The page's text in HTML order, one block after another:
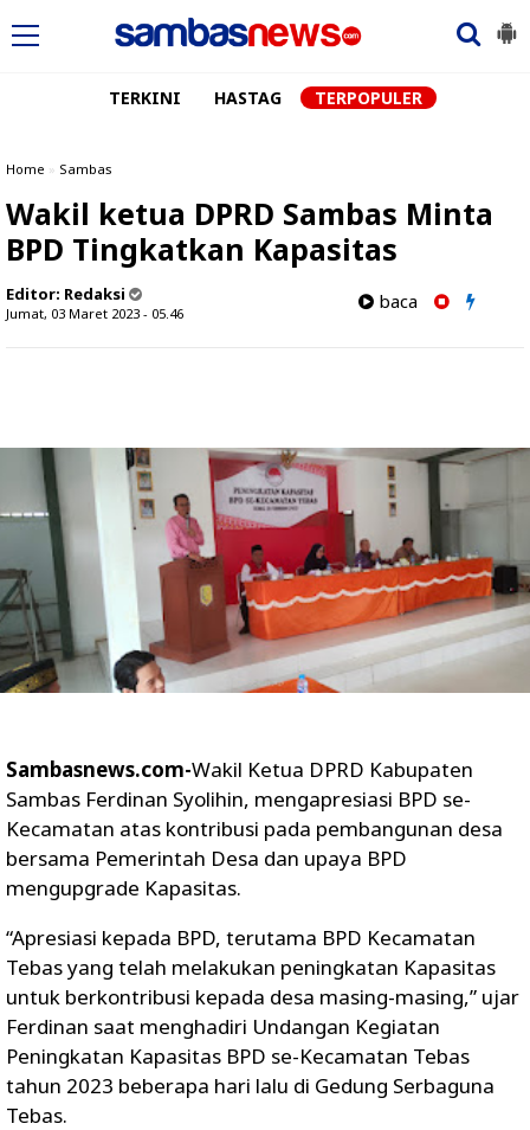
TERKINI HASTAG TERPOPULER
Home » Sambas
Wakil ketua DPRD Sambas Minta
BPD Tingkatkan Kapasitas
Editor: Redaksi
Jumat, 03 Maret 2023 - 05.46
baca
Sambasnews.com-Wakil Ketua DPRD Kabupaten
Sambas Ferdinan Syolihin, mengapresiasi BPD se-
Kecamatan atas kontribusi pada pembangunan desa
bersama Pemerintah Desa dan upaya BPD
mengupgrade Kapasitas.
“Apresiasi kepada BPD, terutama BPD Kecamatan
Tebas yang telah melakukan peningkatan Kapasitas
untuk berkontribusi kepada desa masing-masing,” ujar
Ferdinan saat menghadiri Undangan Kegiatan
Peningkatan Kapasitas BPD se-Kecamatan Tebas
tahun 2023 beberapa hari lalu di Gedung Serbaguna
Tebas.